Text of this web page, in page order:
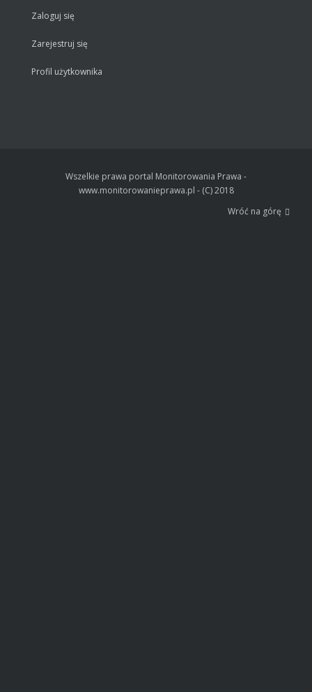
Zaloguj się
Zarejestruj się
Profil użytkownika
Wszelkie prawa portal Monitorowania Prawa -
www.monitorowanieprawa.pl - (C) 2018
Wróć na górę